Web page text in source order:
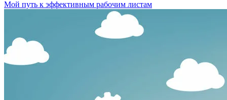
Мой путь к эффективным рабочим листам